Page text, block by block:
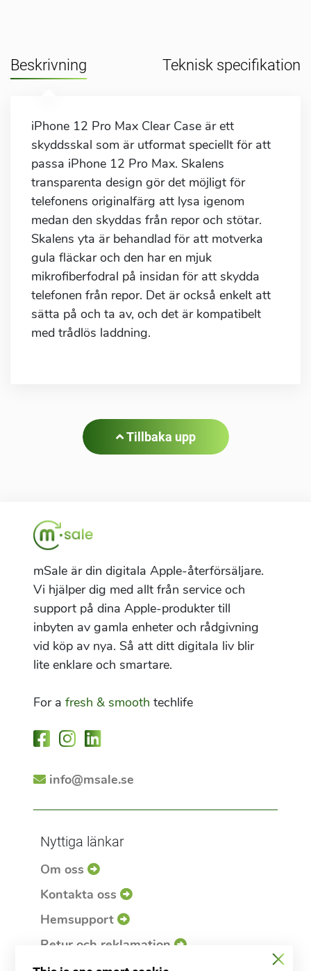
Beskrivning Teknisk specifikation
iPhone 12 Pro Max Clear Case är ett
skyddsskal som är utformat speciellt för att
passa iPhone 12 Pro Max. Skalens
transparenta design gör det möjligt för
telefonens originalfärg att lysa igenom
medan den skyddas från repor och stötar.
Skalens yta är behandlad för att motverka
gula fläckar och den har en mjuk
mikrofiberfodral på insidan för att skydda
telefonen från repor. Det är också enkelt att
sätta på och ta av, och det är kompatibelt
med trådlös laddning.
Tillbaka upp
mSale är din digitala Apple-återförsäljare.
Vi hjälper dig med allt från service och
support på dina Apple-produkter till
inbyten av gamla enheter och rådgivning
vid köp av nya. Så att ditt digitala liv blir
lite enklare och smartare.
For a fresh & smooth techlife
info@msale.se
Nyttiga länkar
Om oss
Kontakta oss
Hemsupport
Retur och reklamation